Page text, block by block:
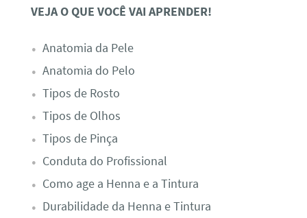
VEJA O QUE VOCÊ VAI APRENDER!
Anatomia da Pele
Anatomia do Pelo
Tipos de Rosto
Tipos de Olhos
Tipos de Pinça
Conduta do Profissional
Como age a Henna e a Tintura
Durabilidade da Henna e Tintura